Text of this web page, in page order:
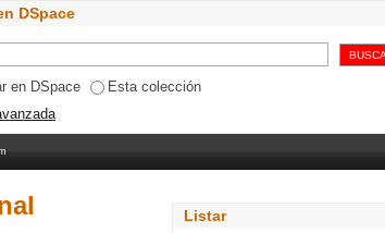
DSpace
en DSpace
Esta colección
Listar